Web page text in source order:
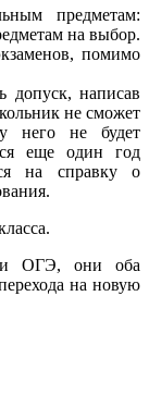
предметам:
на выбор.
помимо
допуск, написав
не сможет
него не будет
еще один год
на справку о
и ОГЭ, они оба
на новую